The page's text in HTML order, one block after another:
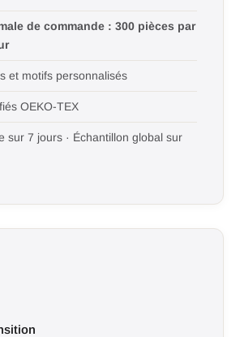
de commande : 300 pièces par
et motifs personnalisés
OEKO-TEX
sur 7 jours · Échantillon global sur